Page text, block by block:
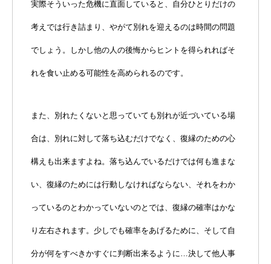
実際そういった危機に直面していると、自分ひとりだけの
考えでは行き詰まり、やがて別れを迎えるのは時間の問題
でしょう。しかし他の人の後悔からヒントを得られればそ
れを食い止める可能性を高められるのです。
また、別れたくないと思っていても別れが近づいている場
合は、別れに対して落ち込むだけでなく、復縁のための心
構えも出来ますよね。落ち込んでいるだけでは何も進まな
い、復縁のためには行動しなければならない、それをわか
っているのとわかっていないのとでは、復縁の確率はかな
り左右されます。少しでも確率をあげるために、そして自
分が何をすべきかすぐに判断出来るように…決して他人事